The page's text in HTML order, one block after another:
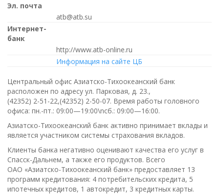
Эл. почта
atb@atb.su
Интернет-
банк
http://www.atb-online.ru
Информация на сайте ЦБ
Центральный офис Азиатско-Тихоокеанский банк
расположен по адресу ул. Парковая, д. 23.,
(42352) 2-51-22,(42352) 2-50-07. Время работы головного
офиса: пн.-пт.: 09:00—19:00\nсб.: 09:00—16:00.
Азиатско-Тихоокеанский банк активно принимает вклады и
является участником системы страхования вкладов.
Клиенты банка негативно оценивают качества его услуг в
Спасск-Дальнем, а также его продуктов. Всего
ОАО «Азиатско-Тихоокеанский банк» предоставляет 13
программ кредитования: 4 потребительских кредита, 5
ипотечных кредитов, 1 автокредит, 3 кредитных карты.